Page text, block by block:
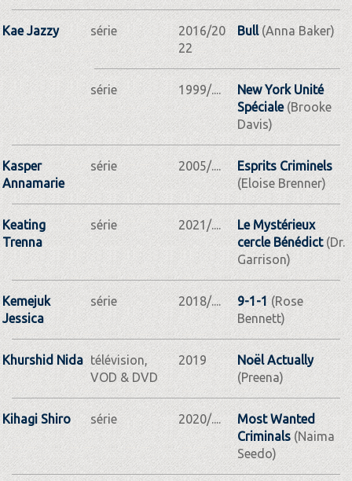
Kae Jazzy série
2016/20
22
Bull(Anna Baker)
série 1999/....
New York Unité
Spéciale(Brooke
Davis)
Kasper
Annamarie
série 2005/....
Esprits Criminels
(Eloise Brenner)
Keating
Trenna
série 2021/....
Le Mystérieux
cercle Bénédict(Dr.
Garrison)
Kemejuk
Jessica
série 2018/.... 9-1-1(Rose
Bennett)
Khurshid Nida télévision,
VOD & DVD
2019
Noël Actually
(Preena)
Kihagi Shiro série 2020/....
Most Wanted
Criminals(Naima
Seedo)